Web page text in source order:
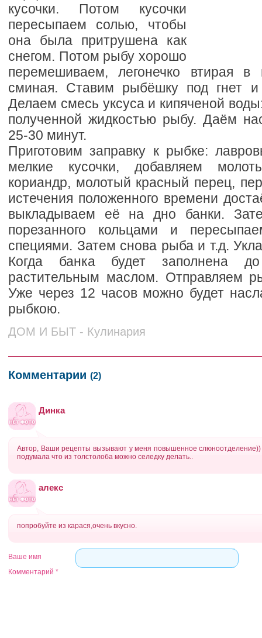
кусочки. Потом кусочки
пересыпаем солью, чтобы
она была притрушена как
снегом. Потом рыбу хорошо
перемешиваем, легонечко втирая
сминая. Ставим рыбёшку под гнет
Делаем смесь уксуса и кипяченой
полученной жидкостью рыбу. Даём
25-30 минут.
Приготовим заправку к рыбке:
мелкие кусочки, добавляем
кориандр, молотый красный перец,
истечения положенного времени
выкладываем её на дно банки.
порезанного кольцами и
специями. Затем снова рыба и т.д.
Когда банка будет заполнена
растительным маслом. Отправляем
Уже через 12 часов можно будет
рыбкою.
ДОМ И БЫТ - Кулинария
Комментарии (2)
Динка
Автор, Ваши рецепты вызывают у меня повышенное слюноотделение))
подумала что из толстолоба можно селедку делать..
алекс
попробуйте из карася,очень вкусно.
Ваше имя
Комментарий *